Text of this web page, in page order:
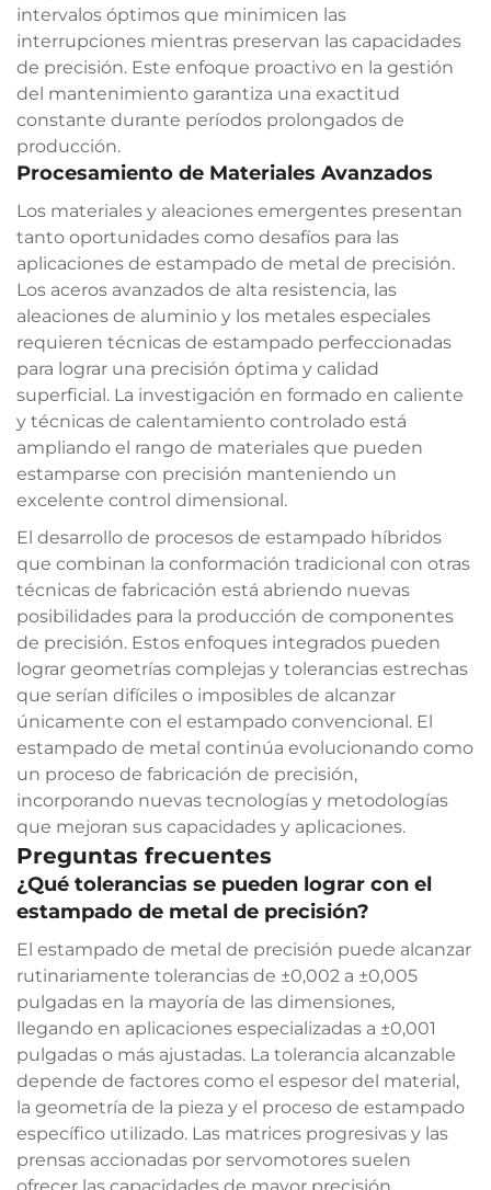
intervalos óptimos que minimicen las
interrupciones mientras preservan las capacidades
de precisión. Este enfoque proactivo en la gestión
del mantenimiento garantiza una exactitud
constante durante períodos prolongados de
producción.
Procesamiento de Materiales Avanzados
Los materiales y aleaciones emergentes presentan
tanto oportunidades como desafíos para las
aplicaciones de estampado de metal de precisión.
Los aceros avanzados de alta resistencia, las
aleaciones de aluminio y los metales especiales
requieren técnicas de estampado perfeccionadas
para lograr una precisión óptima y calidad
superficial. La investigación en formado en caliente
y técnicas de calentamiento controlado está
ampliando el rango de materiales que pueden
estamparse con precisión manteniendo un
excelente control dimensional.
El desarrollo de procesos de estampado híbridos
que combinan la conformación tradicional con otras
técnicas de fabricación está abriendo nuevas
posibilidades para la producción de componentes
de precisión. Estos enfoques integrados pueden
lograr geometrías complejas y tolerancias estrechas
que serían difíciles o imposibles de alcanzar
únicamente con el estampado convencional. El
estampado de metal continúa evolucionando como
un proceso de fabricación de precisión,
incorporando nuevas tecnologías y metodologías
que mejoran sus capacidades y aplicaciones.
Preguntas frecuentes
¿Qué tolerancias se pueden lograr con el
estampado de metal de precisión?
El estampado de metal de precisión puede alcanzar
rutinariamente tolerancias de ±0,002 a ±0,005
pulgadas en la mayoría de las dimensiones,
llegando en aplicaciones especializadas a ±0,001
pulgadas o más ajustadas. La tolerancia alcanzable
depende de factores como el espesor del material,
la geometría de la pieza y el proceso de estampado
específico utilizado. Las matrices progresivas y las
prensas accionadas por servomotores suelen